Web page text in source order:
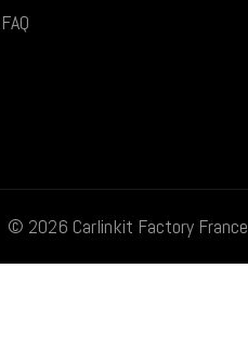
FAQ
© 2026 Carlinkit Factory France